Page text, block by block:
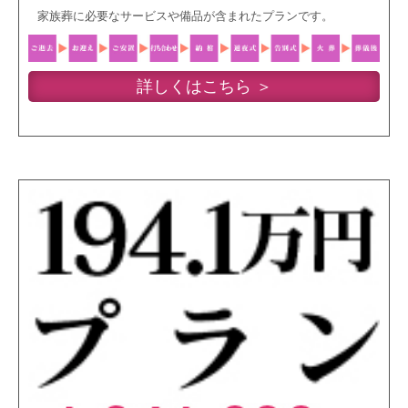
家族葬に必要なサービスや備品が含まれたプランです。
詳しくはこちら ＞